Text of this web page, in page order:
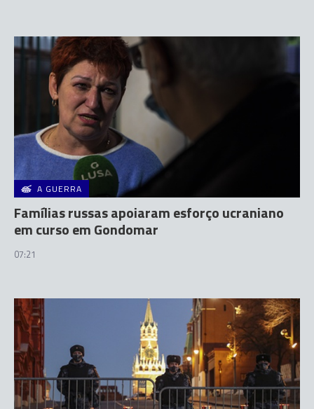
A GUERRA
Famílias russas apoiaram esforço ucraniano
em curso em Gondomar
07:21